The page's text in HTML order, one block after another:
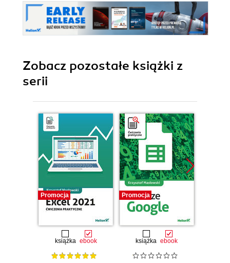
Zobacz pozostałe książki z
serii
Promocja
książka ebook
Promocja
książka ebook